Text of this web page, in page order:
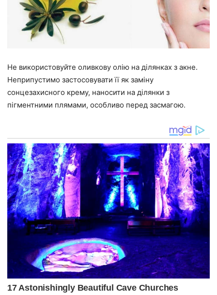
Не використовуйте оливкову олію на ділянках з акне.
Неприпустимо застосовувати її як заміну
сонцезахисного крему, наносити на ділянки з
пігментними плямами, особливо перед засмагою.